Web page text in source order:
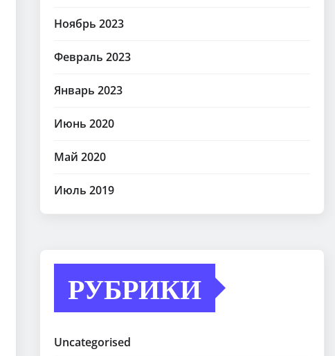
Ноябрь 2023
Февраль 2023
Январь 2023
Июнь 2020
Май 2020
Июль 2019
РУБРИКИ
Uncategorised